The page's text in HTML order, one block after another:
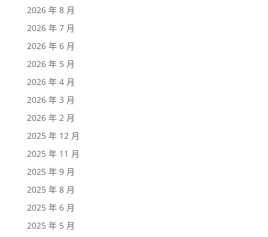
2026 年 8 月
2026 年 7 月
2026 年 6 月
2026 年 5 月
2026 年 4 月
2026 年 3 月
2026 年 2 月
2025 年 12 月
2025 年 11 月
2025 年 9 月
2025 年 8 月
2025 年 6 月
2025 年 5 月